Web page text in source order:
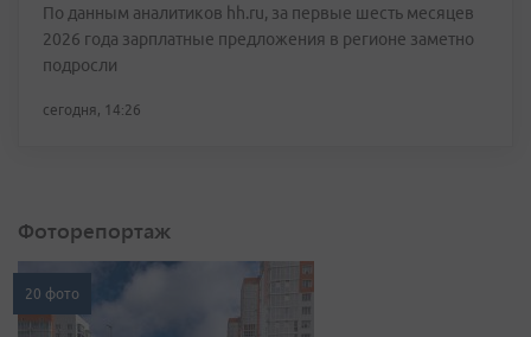
По данным аналитиков hh.ru, за первые шесть месяцев
2026 года зарплатные предложения в регионе заметно
подросли
сегодня, 14:26
Фоторепортаж
20 фото